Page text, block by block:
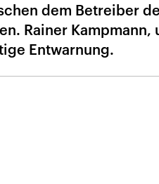
dem Betreiber
Rainer Kampmann,
Entwarnung.